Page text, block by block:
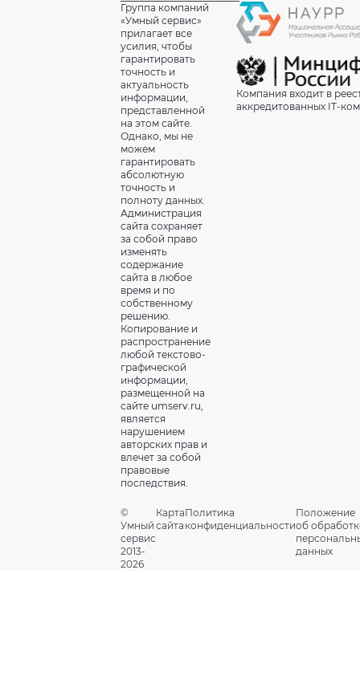
Группа компаний
«Умный сервис»
прилагает все
усилия, чтобы
гарантировать
точность и
актуальность
информации,
представленной
на этом сайте.
Однако, мы не
можем
гарантировать
абсолютную
точность и
полноту данных.
Администрация
сайта сохраняет
за собой право
изменять
содержание
сайта в любое
время и по
собственному
решению.
Копирование и
распространение
любой текстово-
графической
информации,
размещенной на
сайте umserv.ru,
является
нарушением
авторских прав и
влечет за собой
правовые
последствия.
Компания входит в
аккредитованных IT-
©
Умный
сервис
2013-
2026
Карта
сайта
Политика
конфиденциальности
Положение
об
данных